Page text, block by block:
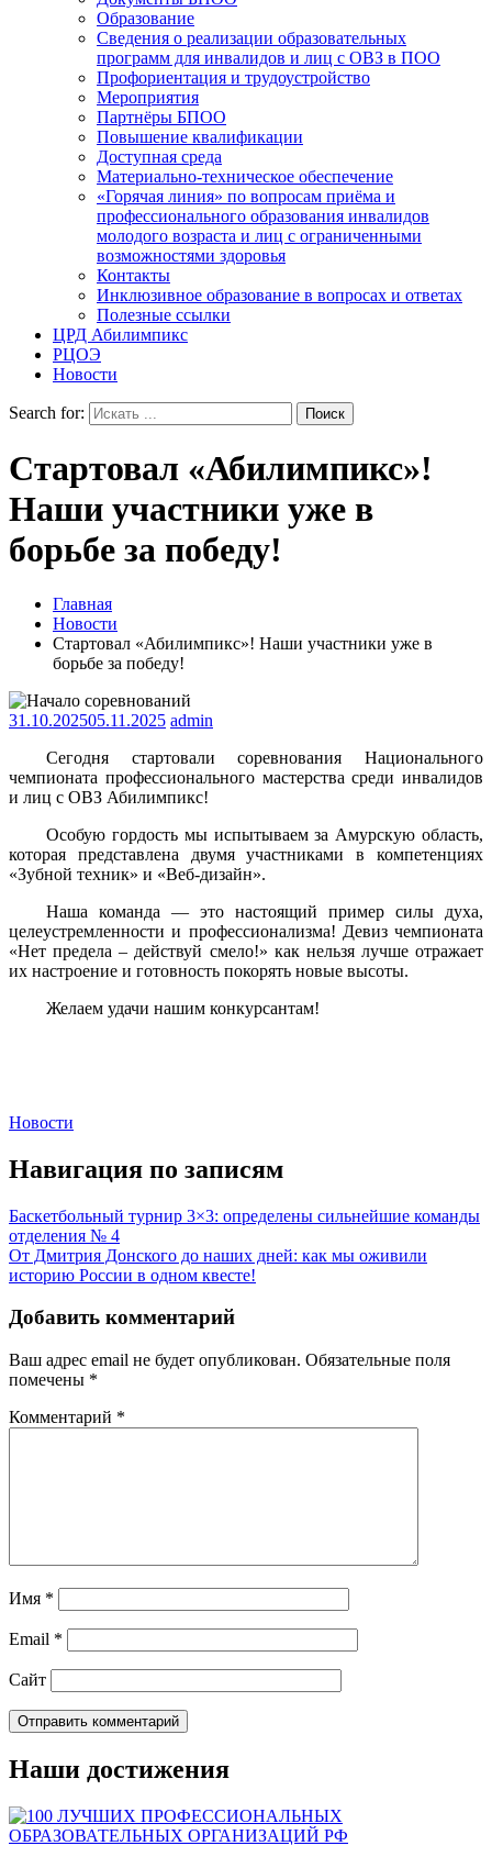
Образование
Сведения о реализации образовательных
программ для инвалидов и лиц с ОВЗ в ПОО
Профориентация и трудоустройство
Мероприятия
Партнёры БПОО
Повышение квалификации
Доступная среда
Материально-техническое обеспечение
«Горячая линия» по вопросам приёма и
профессионального образования инвалидов
молодого возраста и лиц с ограниченными
возможностями здоровья
Контакты
Инклюзивное образование в вопросах и ответах
Полезные ссылки
ЦРД Абилимпикс
РЦОЭ
Новости
Search for:
Стартовал «Абилимпикс»!
Наши участники уже в
борьбе за победу!
Главная
Новости
Стартовал «Абилимпикс»! Наши участники уже в
борьбе за победу!
31.10.202505.11.2025 admin
Сегодня стартовали соревнования Национального
чемпионата профессионального мастерства среди инвалидов
и лиц с ОВЗ Абилимпикс!
Особую гордость мы испытываем за Амурскую область,
которая представлена двумя участниками в компетенциях
«Зубной техник» и «Веб-дизайн».
Наша команда — это настоящий пример силы духа,
целеустремленности и профессионализма! Девиз чемпионата
«Нет предела – действуй смело!» как нельзя лучше отражает
их настроение и готовность покорять новые высоты.
Желаем удачи нашим конкурсантам!
Новости
Навигация по записям
Бaскетбольный турнир 3×3: определены сильнейшие команды
отделения № 4
От Дмитрия Донского до наших дней: как мы оживили
историю России в одном квесте!
Добавить комментарий
Ваш адрес email не будет опубликован. Обязательные поля
помечены *
Комментарий *
Имя *
Email *
Сайт
Наши достижения